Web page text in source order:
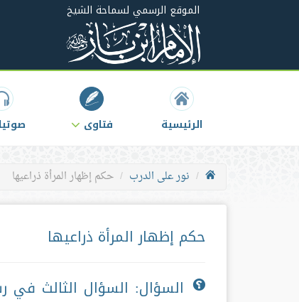
الموقع الرسمي لسماحة الشيخ
الرئيسية فتاوى
نور على الدرب حكم إظهار المرأة ذراعيها
حكم إظهار المرأة ذراعيها
السؤال: السؤال الثالث في